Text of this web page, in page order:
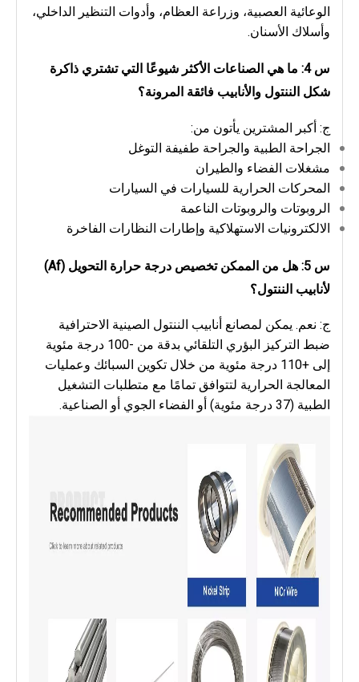
الوعائية العصبية، وزراعة العظام، وأدوات التنظير الداخلي،
وأسلاك الأسنان.
س 4: ما هي الصناعات الأكثر شيوعًا التي تشتري ذاكرة
شكل الننتول والأنابيب فائقة المرونة؟
ج: أكبر المشترين يأتون من:
الجراحة الطبية والجراحة طفيفة التوغل
مشغلات الفضاء والطيران
المحركات الحرارية للسيارات في السيارات
الروبوتات والروبوتات الناعمة
الالكترونيات الاستهلاكية وإطارات النظارات الفاخرة
س 5: هل من الممكن تخصيص درجة حرارة التحويل (Af)
لأنابيب الننتول؟
ج: نعم. يمكن لمصانع أنابيب الننتول الصينية الاحترافية
ضبط التركيز البؤري التلقائي بدقة من -100 درجة مئوية
إلى +110 درجة مئوية من خلال تكوين السبائك وعمليات
المعالجة الحرارية لتتوافق تمامًا مع متطلبات التشغيل
الطبية (37 درجة مئوية) أو الفضاء الجوي أو الصناعية.